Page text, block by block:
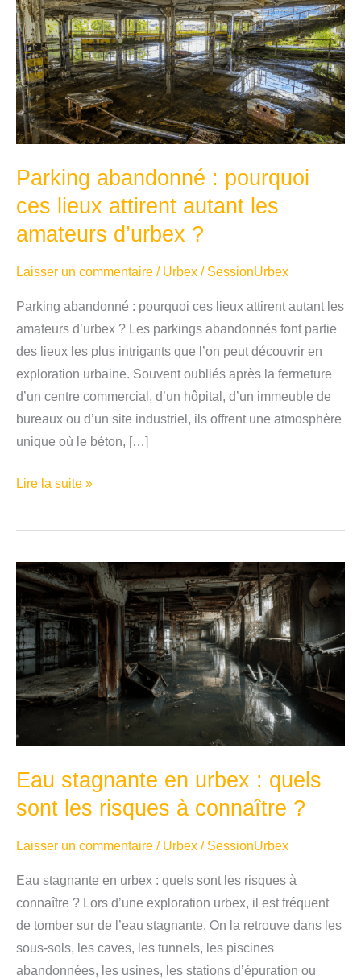
Parking abandonné : pourquoi
ces lieux attirent autant les
amateurs d’urbex ?
Laisser un commentaire / Urbex / SessionUrbex
Parking abandonné : pourquoi ces lieux attirent autant les
amateurs d’urbex ? Les parkings abandonnés font partie
des lieux les plus intrigants que l’on peut découvrir en
exploration urbaine. Souvent oubliés après la fermeture
d’un centre commercial, d’un hôpital, d’un immeuble de
bureaux ou d’un site industriel, ils offrent une atmosphère
unique où le béton, […]
Parking
:
ces
lieux
attirent
autant
les
amateurs
d’urbex
Lire la suite »
Eau stagnante en urbex : quels
sont les risques à connaître ?
Laisser un commentaire / Urbex / SessionUrbex
Eau stagnante en urbex : quels sont les risques à
connaître ? Lors d’une exploration urbex, il est fréquent
de tomber sur de l’eau stagnante. On la retrouve dans les
sous-sols, les caves, les tunnels, les piscines
abandonnées, les usines, les stations d’épuration ou